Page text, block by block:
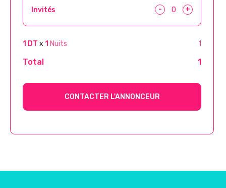
Invités - +
1 DT x 1 Nuits 1
Total 1
CONTACTER L'ANNONCEUR